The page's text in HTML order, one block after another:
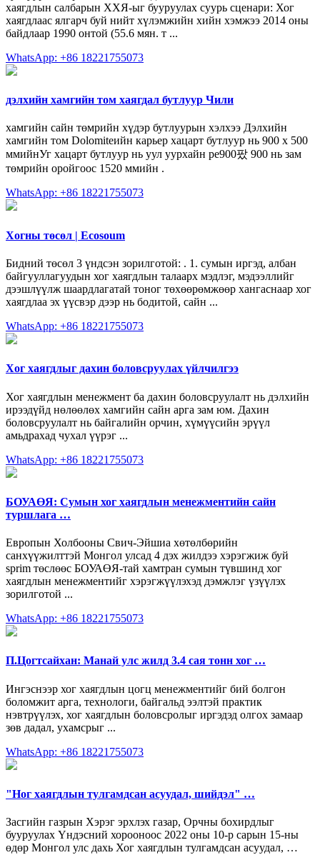
хаягдлын салбарын ХХЯ-ыг бууруулах суурь сценари: Хог
хаягдлаас ялгарч буй нийт хүлэмжийн хийн хэмжээ 2014 оны
байдлаар 1990 онтой (55.6 мян. т ...
WhatsApp: +86 18221755073
дэлхийн хамгийн том хаягдал бутлуур Чили
хамгийн сайн төмрийн хүдэр бутлуурын хэлхээ Дэлхийн
хамгийн том Dolomiteийн карьер хацарт бутлуур нь 900 х 500
ммийнУг хацарт бутлуур нь уул уурхайн pe900팠 900 нь зам
төмрийн оройгоос 1520 ммийн .
WhatsApp: +86 18221755073
Хогны төсөл | Ecosoum
Бидний төсөл 3 үндсэн зорилготой: . 1. cумын иргэд, албан
байгууллагуудын хог хаягдлын талаарх мэдлэг, мэдээллийг
дээшлүүлж шаардлагатай тоног төхөөрөмжөөр хангаснаар хог
хаягдлаа эх үүсвэр дээр нь бодитой, сайн ...
WhatsApp: +86 18221755073
Хог хаягдлыг дахин боловсруулах үйлчилгээ
Хог хаягдлын менежмент ба дахин боловсруулалт нь дэлхийн
ирээдүйд нөлөөлөх хамгийн сайн арга зам юм. Дахин
боловсруулалт нь байгалийн орчин, хүмүүсийн эрүүл
амьдрахад чухал үүрэг ...
WhatsApp: +86 18221755073
БОУАӨЯ: Сумын хог хаягдлын менежментийн сайн
туршлага …
Европын Холбооны Свич-Эйшиа хөтөлбөрийн
санхүүжилттэй Монгол улсад 4 дэх жилдээ хэрэгжиж буй
sprim төслөөс БОУАӨЯ-тай хамтран сумын түвшинд хог
хаягдлын менежментийг хэрэгжүүлэхэд дэмжлэг үзүүлэх
зорилготой ...
WhatsApp: +86 18221755073
П.Цогтсайхан: Манай улс жилд 3.4 сая тонн хог …
Ингэснээр хог хаягдлын цогц менежментийг бий болгон
боломжит арга, технологи, байгальд ээлтэй практик
нэвтрүүлэх, хог хаягдлын боловсролыг иргэдэд олгох замаар
зөв дадал, ухамсрыг ...
WhatsApp: +86 18221755073
"Hог хаягдлын тулгамдсан асуудал, шийдэл" …
Засгийн газрын Хэрэг эрхлэх газар, Орчны бохирдлыг
бууруулах Үндэсний хорооноос 2022 оны 10-р сарын 15-ны
өдөр Монгол улс дахь Хог хаягдлын тулгамдсан асуудал, …